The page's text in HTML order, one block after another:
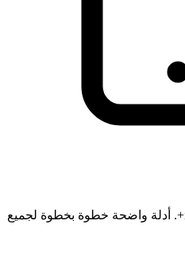
تثبيت بنقرة واحدة على iOS 17.4+. أدلة واضحة خطوة بخطوة لجميع